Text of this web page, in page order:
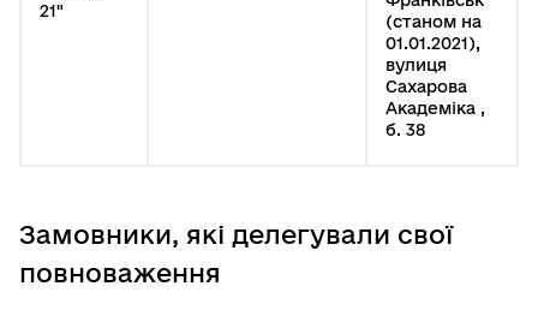
21"
(станом на
01.01.2021),
вулиця
Сахарова
Академіка ,
б. 38
Замовники, які делегували свої
повноваження